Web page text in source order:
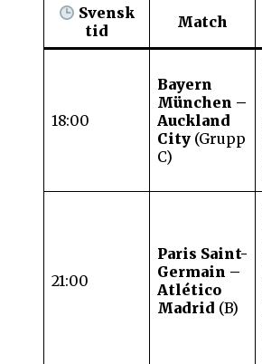
Svensk
tid
Match
18:00
Bayern
München –
Auckland
City (Grupp
C)
21:00
Paris Saint-
Germain –
Atlético
Madrid (B)